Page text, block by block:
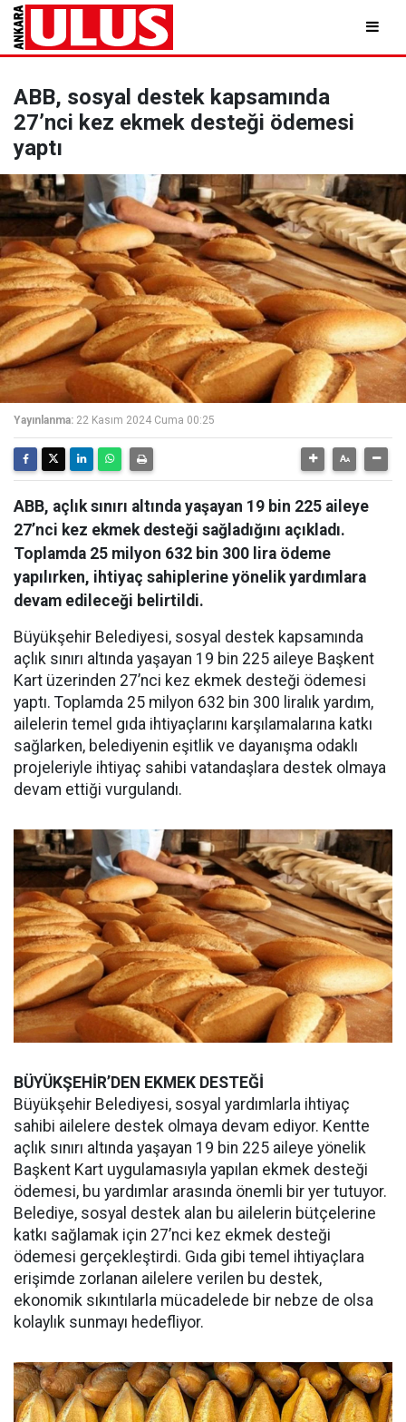
ABB, sosyal destek kapsamında
27’nci kez ekmek desteği ödemesi
yaptı
Yayınlanma: 22 Kasım 2024 Cuma 00:25
ABB, açlık sınırı altında yaşayan 19 bin 225 aileye
27’nci kez ekmek desteği sağladığını açıkladı.
Toplamda 25 milyon 632 bin 300 lira ödeme
yapılırken, ihtiyaç sahiplerine yönelik yardımlara
devam edileceği belirtildi.
Büyükşehir Belediyesi, sosyal destek kapsamında
açlık sınırı altında yaşayan 19 bin 225 aileye Başkent
Kart üzerinden 27’nci kez ekmek desteği ödemesi
yaptı. Toplamda 25 milyon 632 bin 300 liralık yardım,
ailelerin temel gıda ihtiyaçlarını karşılamalarına katkı
sağlarken, belediyenin eşitlik ve dayanışma odaklı
projeleriyle ihtiyaç sahibi vatandaşlara destek olmaya
devam ettiği vurgulandı.
BÜYÜKŞEHİR’DEN EKMEK DESTEĞİ
Büyükşehir Belediyesi, sosyal yardımlarla ihtiyaç
sahibi ailelere destek olmaya devam ediyor. Kentte
açlık sınırı altında yaşayan 19 bin 225 aileye yönelik
Başkent Kart uygulamasıyla yapılan ekmek desteği
ödemesi, bu yardımlar arasında önemli bir yer tutuyor.
Belediye, sosyal destek alan bu ailelerin bütçelerine
katkı sağlamak için 27’nci kez ekmek desteği
ödemesi gerçekleştirdi. Gıda gibi temel ihtiyaçlara
erişimde zorlanan ailelere verilen bu destek,
ekonomik sıkıntılarla mücadelede bir nebze de olsa
kolaylık sunmayı hedefliyor.